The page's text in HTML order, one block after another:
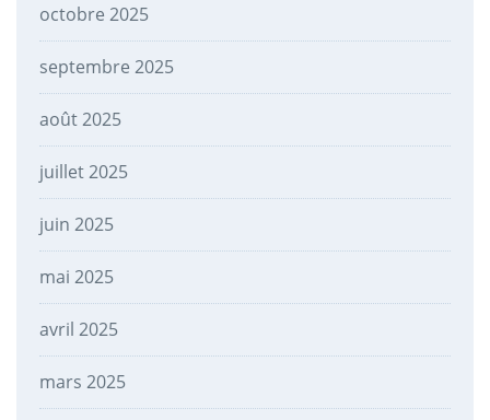
octobre 2025
septembre 2025
août 2025
juillet 2025
juin 2025
mai 2025
avril 2025
mars 2025